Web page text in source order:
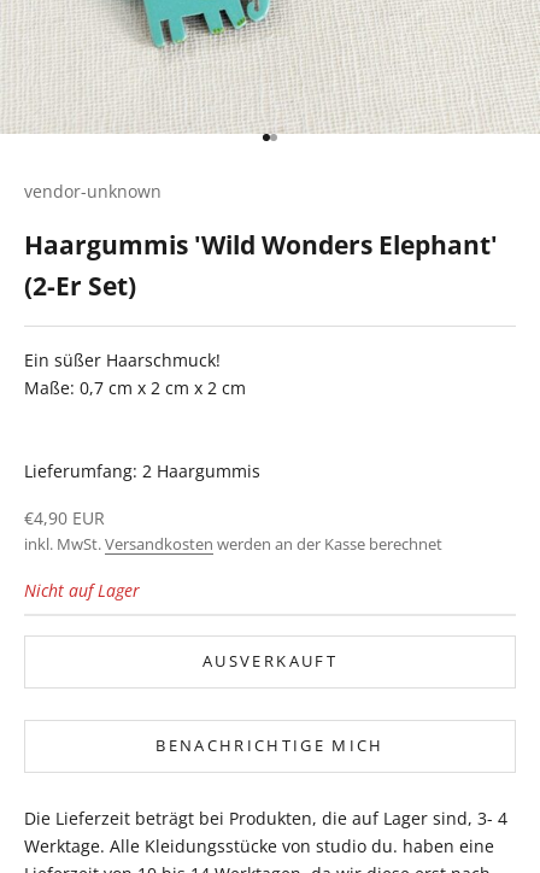
Gehe zu Element 1
Gehe zu Element 2
vendor-unknown
Haargummis 'Wild Wonders Elephant'
(2-Er Set)
Ein süßer Haarschmuck!
Maße: 0,7 cm x 2 cm x 2 cm
Lieferumfang: 2 Haargummis
Angebot
€4,90 EUR
inkl. MwSt.Versandkosten werden an der Kasse berechnet
Nicht auf Lager
AUSVERKAUFT
BENACHRICHTIGE MICH
Die Lieferzeit beträgt bei Produkten, die auf Lager sind, 3- 4
Werktage. Alle Kleidungsstücke von studio du. haben eine